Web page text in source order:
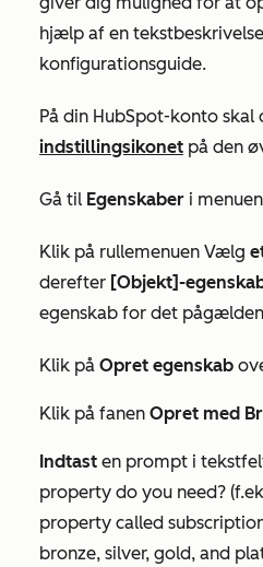
hjælp af en
konfigurationsguide.
På din HubSpot-konto skal
indstillingsikonet på den
Gå til Egenskaber i
Klik på rullemenuen Vælg
derefter [Objekt]-
egenskab for det
Klik på Opret egenskab
Klik på fanen Opret med
Indtast en prompt i
property do you need?
property called
bronze, silver, gold, and